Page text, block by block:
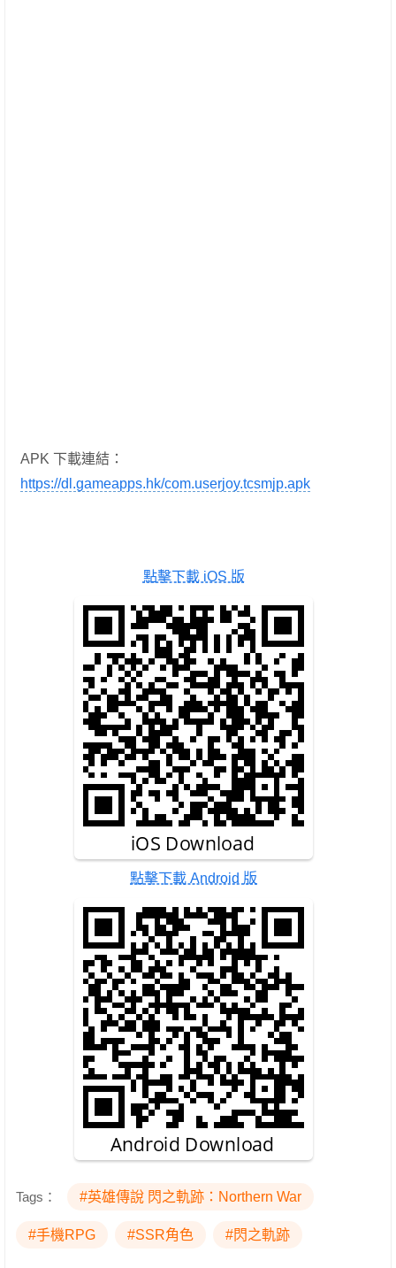
APK 下載連結：
https://dl.gameapps.hk/com.userjoy.tcsmjp.apk
點擊下載 iOS 版
點擊下載 Android 版
Tags： #英雄傳說 閃之軌跡：Northern War
#手機RPG #SSR角色 #閃之軌跡